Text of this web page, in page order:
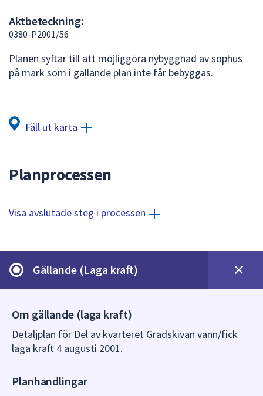
Använd
piltangenterna
Aktbeteckning:
0380-P2001/56
Planen syftar till att möjliggöra nybyggnad av sophus
på mark som i gällande plan inte får bebyggas.
Fäll ut karta
Planprocessen
Visa avslutade steg i processen
Gällande (Laga kraft)
Om gällande (laga kraft)
Detaljplan för Del av kvarteret Gradskivan vann/fick
laga kraft 4 augusti 2001.
Planhandlingar